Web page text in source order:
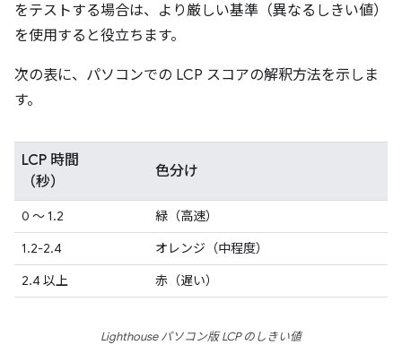
をテストする場合は、より厳しい基準（異なるしきい値）
を使用すると役立ちます。
次の表に、パソコンでの LCP スコアの解釈方法を示しま
す。
LCP 時間
（秒）
色分け
0 ～ 1.2
緑（高速）
1.2-2.4
オレンジ（中程度）
2.4 以上
赤（遅い）
Lighthouse パソコン版 LCP のしきい値